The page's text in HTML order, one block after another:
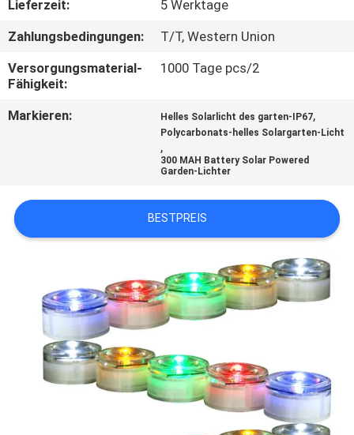
NACHRICHTEN
FÄLLE
ANGEBOT
AN
ONLINE
SHOP
SITEMAP
DATENSCHUTZRICHTLINIE
Lieferzeit:
5 Werktage
Zahlungsbedingungen:
T/T, Western Union
Versorgungsmaterial-
Fähigkeit:
1000 Tage pcs/2
Markieren: Helles Solarlicht des garten-IP67,
Polycarbonats-helles Solargarten-Licht
,
300 MAH Battery Solar Powered
Garden-Lichter
BESTPREIS